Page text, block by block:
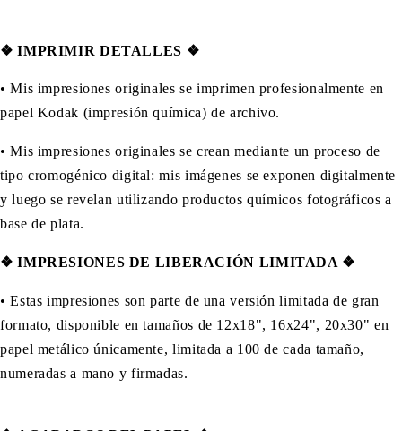
❖ IMPRIMIR DETALLES ❖
• Mis impresiones originales se imprimen profesionalmente en
papel Kodak (impresión química) de archivo.
• Mis impresiones originales se crean mediante un proceso de
tipo cromogénico digital: mis imágenes se exponen digitalmente
y luego se revelan utilizando productos químicos fotográficos a
base de plata.
❖ IMPRESIONES DE LIBERACIÓN LIMITADA ❖
• Estas impresiones son parte de una versión limitada de gran
formato, disponible en tamaños de 12x18", 16x24", 20x30" en
papel metálico únicamente, limitada a 100 de cada tamaño,
numeradas a mano y firmadas.